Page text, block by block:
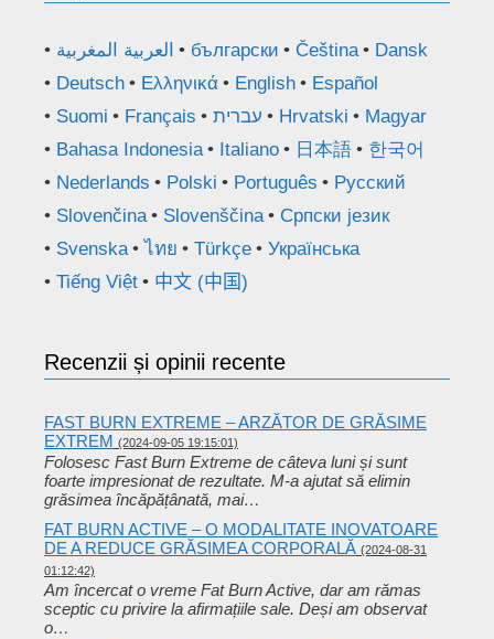
العربية المغربية български Čeština
Dansk
Deutsch
Ελληνικά English
Español
Suomi
Français עברית Hrvatski
Magyar
Bahasa Indonesia
Italiano 日本語
한국어
Nederlands
Polski Português
Русский
Slovenčina
Slovenščina
Српски језик
Svenska
ไทย Türkçe
Українська
Tiếng Việt
中文 (中国)
Recenzii și opinii recente
FAST BURN EXTREME – ARZĂTOR DE GRĂSIME
EXTREM (2024-09-05 19:15:01)
Folosesc Fast Burn Extreme de câteva luni și sunt
foarte impresionat de rezultate. M-a ajutat să elimin
grăsimea încăpățânată, mai…
FAT BURN ACTIVE – O MODALITATE INOVATOARE
DE A REDUCE GRĂSIMEA CORPORALĂ (2024-08-31
01:12:42)
Am încercat o vreme Fat Burn Active, dar am rămas
sceptic cu privire la afirmațiile sale. Deși am observat
o…